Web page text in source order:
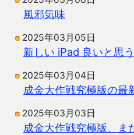
風邪気味
2025年03月05日
新しい iPad 良いと思う
2025年03月04日
成金大作戦究極版の最
2025年03月03日
成金大作戦究極版、ま